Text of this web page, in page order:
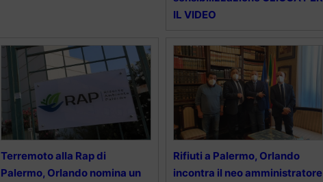
IL VIDEO
Terremoto alla Rap di
Palermo, Orlando nomina un
Rifiuti a Palermo, Orlando
incontra il neo amministratore